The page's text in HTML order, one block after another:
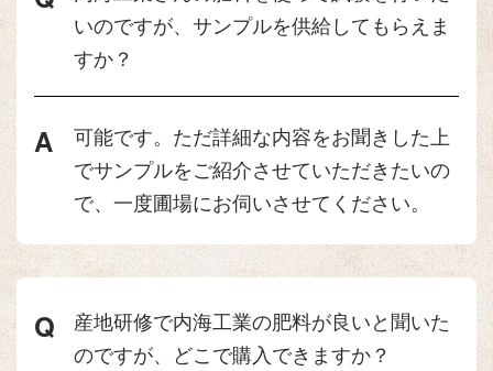
いのですが、サンプルを供給してもらえま
すか？
可能です。ただ詳細な内容をお聞きした上
でサンプルをご紹介させていただきたいの
で、一度圃場にお伺いさせてください。
産地研修で内海工業の肥料が良いと聞いた
のですが、どこで購入できますか？